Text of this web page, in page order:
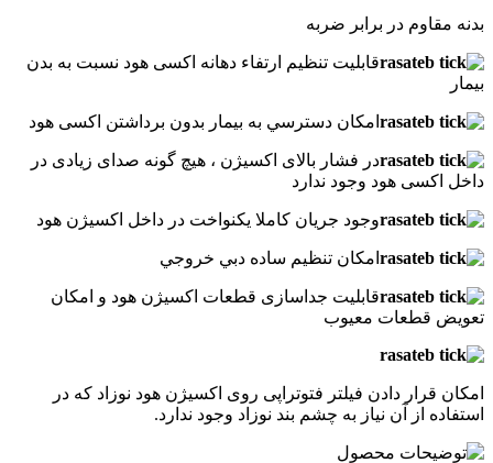
بدنه مقاوم در برابر ضربه
قابليت تنظيم ارتفاء دهانه اکسی هود نسبت به بدن
بيمار
امکان دسترسي به بيمار بدون برداشتن اکسی هود
در فشار بالای اکسیژن ، هیچ گونه صدای زیادی در
داخل اکسی هود وجود ندارد
وجود جریان کاملا یکنواخت در داخل اکسیژن هود
امکان تنظيم ساده دبي خروجي
قابلیت جداسازی قطعات اکسیژن هود و امکان
تعویض قطعات معیوب
امکان قرار دادن فیلتر فتوتراپی روی اکسیژن هود نوزاد که در
استفاده از آن نیاز به چشم بند نوزاد وجود ندارد.